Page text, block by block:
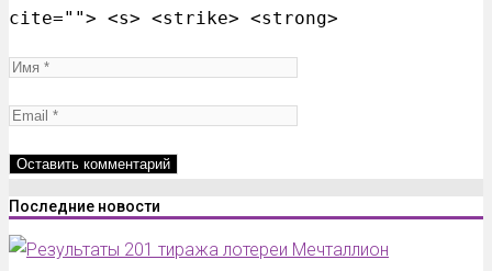
cite=""> <s> <strike> <strong>
Последние новости